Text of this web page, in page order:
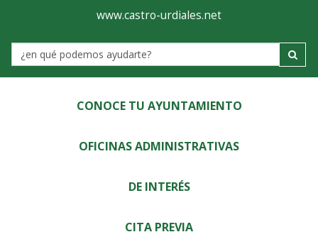
Ayuntamiento
de
Castro-
Urdiales
www.castro-urdiales.net
Label
CONOCE TU AYUNTAMIENTO
OFICINAS ADMINISTRATIVAS
DE INTERÉS
CITA PREVIA